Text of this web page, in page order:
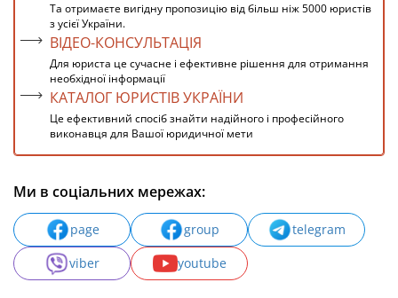
Та отримаєте вигідну пропозицію від більш ніж 5000 юристів
з усієї України.
ВІДЕО-КОНСУЛЬТАЦІЯ
Для юриста це сучасне і ефективне рішення для отримання
необхідної інформації
КАТАЛОГ ЮРИСТІВ УКРАЇНИ
Це ефективний спосіб знайти надійного і професійного
виконавця для Вашої юридичної мети
Ми в соціальних мережах:
page group
telegram
viber
youtube